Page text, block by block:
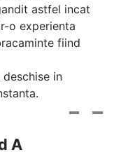
astfel incat
o experienta
fiind
deschise in
A